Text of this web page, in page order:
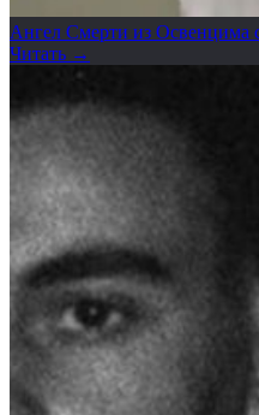
Ангел Смерти из Освенцима
Читать →